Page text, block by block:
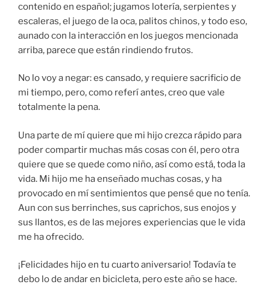
contenido en español; jugamos lotería, serpientes y
escaleras, el juego de la oca, palitos chinos, y todo eso,
aunado con la interacción en los juegos mencionada
arriba, parece que están rindiendo frutos.
No lo voy a negar: es cansado, y requiere sacrificio de
mi tiempo, pero, como referí antes, creo que vale
totalmente la pena.
Una parte de mí quiere que mi hijo crezca rápido para
poder compartir muchas más cosas con él, pero otra
quiere que se quede como niño, así como está, toda la
vida. Mi hijo me ha enseñado muchas cosas, y ha
provocado en mí sentimientos que pensé que no tenía.
Aun con sus berrinches, sus caprichos, sus enojos y
sus llantos, es de las mejores experiencias que le vida
me ha ofrecido.
¡Felicidades hijo en tu cuarto aniversario! Todavía te
debo lo de andar en bicicleta, pero este año se hace.